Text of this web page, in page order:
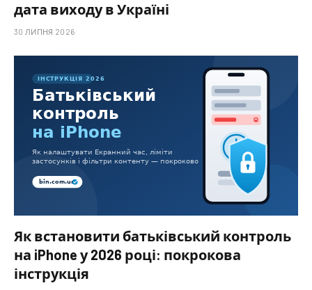
дата виходу в Україні
30 ЛИПНЯ 2026
Як встановити батьківський контроль
на iPhone у 2026 році: покрокова
інструкція